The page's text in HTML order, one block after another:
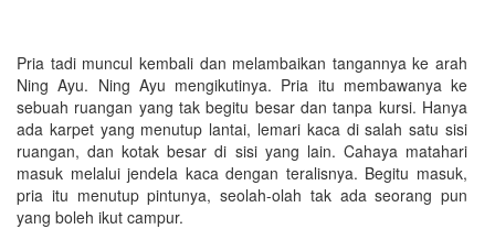
Pria tadi muncul kembali dan melambaikan tangannya ke arah
Ning Ayu. Ning Ayu mengikutinya. Pria itu membawanya ke
sebuah ruangan yang tak begitu besar dan tanpa kursi. Hanya
ada karpet yang menutup lantai, lemari kaca di salah satu sisi
ruangan, dan kotak besar di sisi yang lain. Cahaya matahari
masuk melalui jendela kaca dengan teralisnya. Begitu masuk,
pria itu menutup pintunya, seolah-olah tak ada seorang pun
yang boleh ikut campur.